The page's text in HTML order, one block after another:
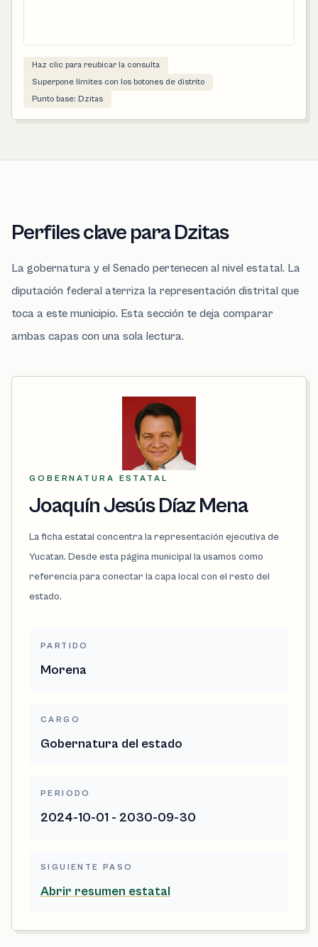
Haz clic para reubicar la consulta
Superpone límites con los botones de distrito
Punto base: Dzitas
Perfiles clave para Dzitas
La gobernatura y el Senado pertenecen al nivel estatal. La
diputación federal aterriza la representación distrital que
toca a este municipio. Esta sección te deja comparar
ambas capas con una sola lectura.
GOBERNATURA ESTATAL
Joaquín Jesús Díaz Mena
La ficha estatal concentra la representación ejecutiva de
Yucatan. Desde esta página municipal la usamos como
referencia para conectar la capa local con el resto del
estado.
PARTIDO
Morena
CARGO
Gobernatura del estado
PERIODO
2024-10-01 - 2030-09-30
SIGUIENTE PASO
Abrir resumen estatal